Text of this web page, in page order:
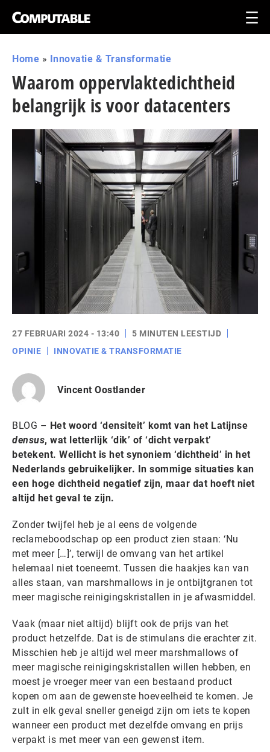
Home » Innovatie & Transformatie
Waarom oppervlaktedichtheid
belangrijk is voor datacenters
27 FEBRUARI 2024 - 13:40
5 MINUTEN LEESTIJD
OPINIE
INNOVATIE & TRANSFORMATIE
Vincent Oostlander
BLOG – Het woord ‘densiteit’ komt van het Latijnse
densus, wat letterlijk ‘dik’ of ‘dicht verpakt’
betekent. Wellicht is het synoniem ‘dichtheid’ in het
Nederlands gebruikelijker. In sommige situaties kan
een hoge dichtheid negatief zijn, maar dat hoeft niet
altijd het geval te zijn.
Zonder twijfel heb je al eens de volgende
reclameboodschap op een product zien staan: ‘Nu
met meer […]’, terwijl de omvang van het artikel
helemaal niet toeneemt. Tussen die haakjes kan van
alles staan, van marshmallows in je ontbijtgranen tot
meer magische reinigingskristallen in je afwasmiddel.
Vaak (maar niet altijd) blijft ook de prijs van het
product hetzelfde. Dat is de stimulans die erachter zit.
Misschien heb je altijd wel meer marshmallows of
meer magische reinigingskristallen willen hebben, en
moest je vroeger meer van een bestaand product
kopen om aan de gewenste hoeveelheid te komen. Je
zult in elk geval sneller geneigd zijn om iets te kopen
wanneer een product met dezelfde omvang en prijs
verpakt is met meer van een gewenst item.